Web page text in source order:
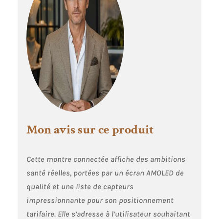
cas de fréquence
cardiaque
anormale, la
montre vibre pour
vous alerter. Les
données sont
automatiquement
synchronisées
avec l’application «
connectée fitness
définition
entièrement
tactile, avec un
taux de
rafraîchissement
de 60 Hz et une
Mon avis sur ce produit
Cette montre connectée affiche des ambitions
santé réelles, portées par un écran AMOLED de
qualité et une liste de capteurs
impressionnante pour son positionnement
tarifaire. Elle s’adresse à l’utilisateur souhaitant